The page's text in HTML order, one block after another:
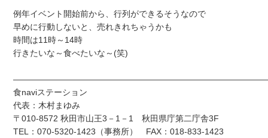
例年イベント開始前から、行列ができるそうなので
早めに行動しないと、売れきれちゃうかも
時間は11時～14時
行きたいな～食べたいな～(笑)
食naviステーション
代表：木村まゆみ
〒010-8572 秋田市山王3－1－1 秋田県庁第二庁舎3F
TEL：070-5320-1423（事務所） FAX：018-833-1423